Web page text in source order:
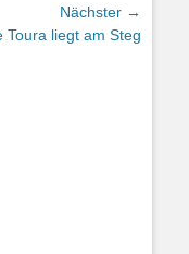
Nächster →
Toura liegt am Steg